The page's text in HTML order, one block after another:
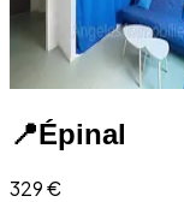
📍Épinal
329€